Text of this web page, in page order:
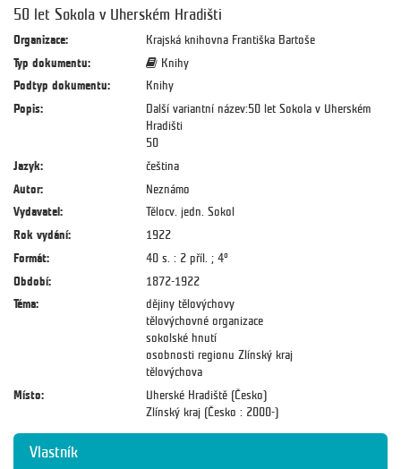
50 let Sokola v Uherském Hradišti
Organizace:
Krajská knihovna Františka Bartoše
Typ dokumentu:
Knihy
Podtyp dokumentu:
Knihy
Popis:
Další variantní název:50 let Sokola v Uherském
Hradišti
50
Jazyk:
čeština
Autor:
Neznámo
Vydavatel:
Tělocv. jedn. Sokol
Rok vydání:
1922
Formát:
40 s. : 2 příl. ; 4°
Období:
1872-1922
Téma:
dějiny tělovýchovy
tělovýchovné organizace
sokolské hnutí
osobnosti regionu Zlínský kraj
tělovýchova
Místo:
Uherské Hradiště (Česko)
Zlínský kraj (Česko : 2000-)
Vlastník